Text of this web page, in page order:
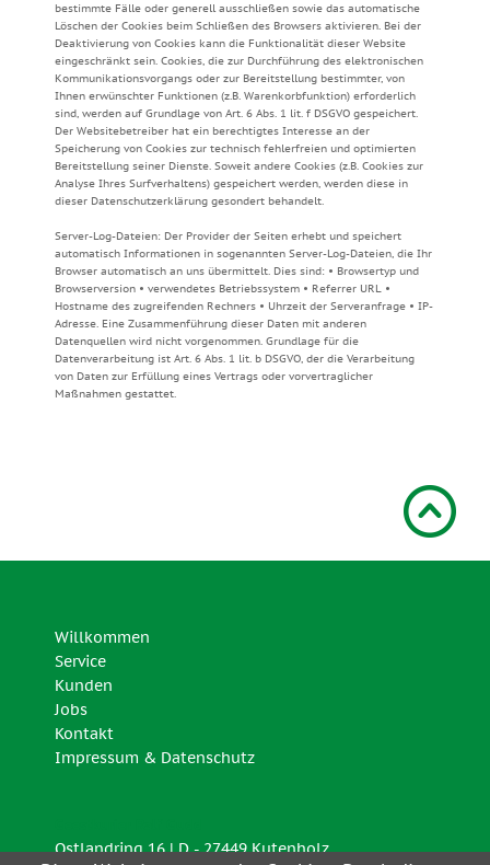
bestimmte Fälle oder generell ausschließen sowie das automatische
Löschen der Cookies beim Schließen des Browsers aktivieren. Bei der
Deaktivierung von Cookies kann die Funktionalität dieser Website
eingeschränkt sein. Cookies, die zur Durchführung des elektronischen
Kommunikationsvorgangs oder zur Bereitstellung bestimmter, von
Ihnen erwünschter Funktionen (z.B. Warenkorbfunktion) erforderlich
sind, werden auf Grundlage von Art. 6 Abs. 1 lit. f DSGVO gespeichert.
Der Websitebetreiber hat ein berechtigtes Interesse an der
Speicherung von Cookies zur technisch fehlerfreien und optimierten
Bereitstellung seiner Dienste. Soweit andere Cookies (z.B. Cookies zur
Analyse Ihres Surfverhaltens) gespeichert werden, werden diese in
dieser Datenschutzerklärung gesondert behandelt.
Server-Log-Dateien: Der Provider der Seiten erhebt und speichert
automatisch Informationen in sogenannten Server-Log-Dateien, die Ihr
Browser automatisch an uns übermittelt. Dies sind: • Browsertyp und
Browserversion • verwendetes Betriebssystem • Referrer URL •
Hostname des zugreifenden Rechners • Uhrzeit der Serveranfrage • IP-
Adresse. Eine Zusammenführung dieser Daten mit anderen
Datenquellen wird nicht vorgenommen. Grundlage für die
Datenverarbeitung ist Art. 6 Abs. 1 lit. b DSGVO, der die Verarbeitung
von Daten zur Erfüllung eines Vertrags oder vorvertraglicher
Maßnahmen gestattet.
Willkommen
Service
Kunden
Jobs
Kontakt
Impressum & Datenschutz
Ostlandring 16 | D - 27449 Kutenholz